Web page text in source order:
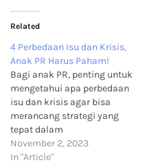
Related
4 Perbedaan Isu dan Krisis,
Anak PR Harus Paham!
Bagi anak PR, penting untuk
mengetahui apa perbedaan
isu dan krisis agar bisa
merancang strategi yang
tepat dalam
penanganannya. Sebab,
masih banyak yang belum
November 2, 2023
In "Article"